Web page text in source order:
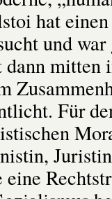
hat
und
dann mitten
Für